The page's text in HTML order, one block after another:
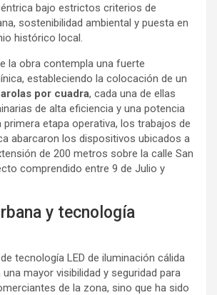
bajo estrictos criterios de
sostenibilidad ambiental y puesta en
histórico local.
la obra contempla una fuerte
estableciendo la colocación de un
por cuadra, cada una de ellas
de alta eficiencia y una potencia
primera etapa operativa, los trabajos de
abarcaron los dispositivos ubicados a
de 200 metros sobre la calle San
comprendido entre 9 de Julio y
y tecnología
tecnología LED de iluminación cálida
mayor visibilidad y seguridad para
de la zona, sino que ha sido